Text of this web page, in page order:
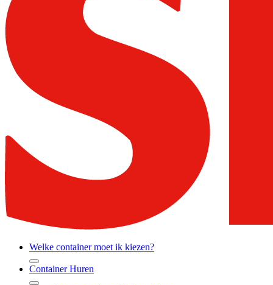
Welke container moet ik kiezen?
Container Huren